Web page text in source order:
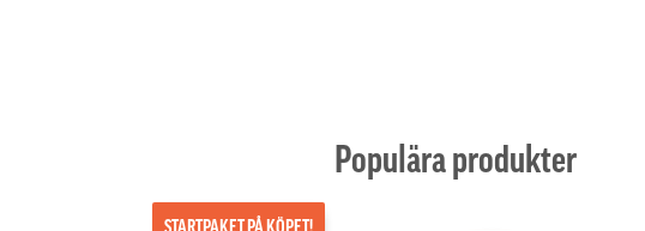
Populära produkter